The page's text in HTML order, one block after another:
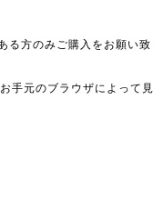
方のみご購入をお願い致
手元のブラウザによって